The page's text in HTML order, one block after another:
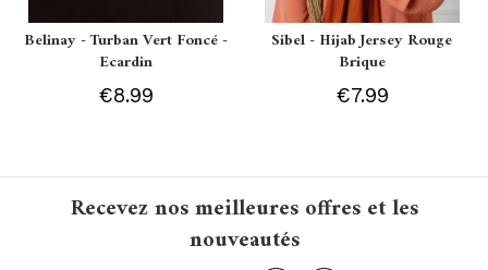
Belinay - Turban Vert Foncé -
Ecardin
€8.99
Sibel - Hijab Jersey Rouge
Brique
€7.99
Recevez nos meilleures offres et les
nouveautés